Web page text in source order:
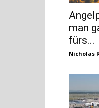
man
fürs...
Nicholas